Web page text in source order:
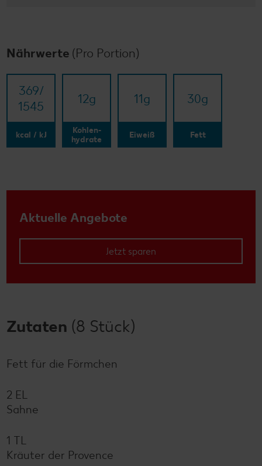
Nährwerte (Pro Portion)
369/​
1545
kcal / kJ
12g
Kohlen-
hydrate
11g
Eiweiß
30g
Fett
Aktuelle Angebote
Jetzt sparen
Zutaten (8 Stück)
Fett für die Förmchen
2 EL
Sahne
1 TL
Kräuter der Provence